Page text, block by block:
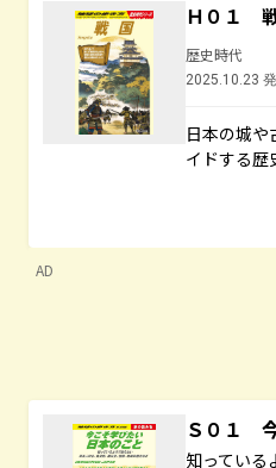
Ｈ０１
歴史時代
2025.10.23
日本の城
イドする歴
AD
Ｓ０１
知ってい